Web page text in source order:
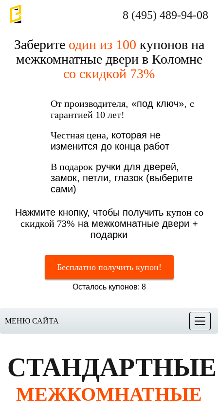
8 (495) 489-94-08
Заберите один из 100 купонов на
межкомнатные двери в Коломне
со скидкой 73%
От производителя, «под ключ», с
гарантией 10 лет!
Честная цена, которая не
изменится до конца работ
В подарок ручки для дверей,
замок, петли, глазок (выберите
сами)
Нажмите кнопку, чтобы получить купон со
скидкой 73% на межкомнатные двери +
подарки
Бесплатно получить купон!
Осталось купонов: 8
Меню
МЕНЮ САЙТА
СТАНДАРТНЫЕ
МЕЖКОМНАТНЫЕ